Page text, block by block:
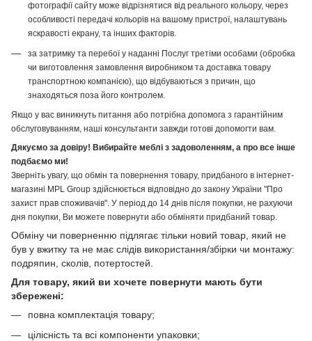
фотографії сайту може відрізнятися від реального кольору, через
особливості передачі кольорів на вашому пристрої, налаштувань
яскравості екрану, та інших факторів.
за затримку та перебої у наданні Послуг третіми особами (обробка
чи виготовлення замовлення виробником та доставка товару
транспортною компанією), що відбуваються з причин, що
знаходяться поза його контролем.
Якщо у вас виникнуть питання або потрібна допомога з гарантійним
обслуговуванням, наші консультанти завжди готові допомогти вам.
Дякуємо за довіру! Вибирайте меблі з задоволенням, а про все інше
подбаємо ми!
Зверніть увагу, що обмін та повернення товару, придбаного в інтернет-
магазині MPL Group здійснюється відповідно до закону України "Про
захист прав споживачів". У період до 14 днів після покупки, не рахуючи
дня покупки, Ви можете повернути або обміняти придбаний товар.
Обміну чи поверненню підлягає тільки новий товар, який не
був у вжитку та не має слідів використання/збірки чи монтажу:
подряпин, сколів, потертостей.
Для товару, який ви хочете повернути мають бути
збережені:
повна комплектація товару;
цілісність та всі компоненти упаковки;